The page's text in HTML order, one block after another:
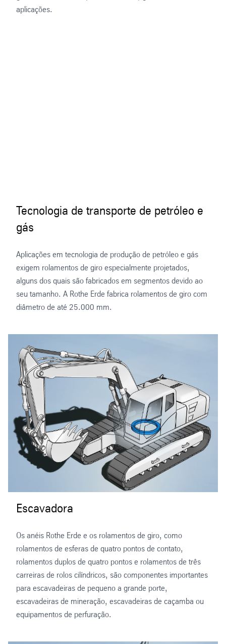
aplicações.
Tecnologia de transporte de petróleo e
gás
Aplicações em tecnologia de produção de petróleo e gás
exigem rolamentos de giro especialmente projetados,
alguns dos quais são fabricados em segmentos devido ao
seu tamanho. A Rothe Erde fabrica rolamentos de giro com
diâmetro de até 25.000 mm.
Escavadora
Os anéis Rothe Erde e os rolamentos de giro, como
rolamentos de esferas de quatro pontos de contato,
rolamentos duplos de quatro pontos e rolamentos de três
carreiras de rolos cilíndricos, são componentes importantes
para escavadeiras de pequeno a grande porte,
escavadeiras de mineração, escavadeiras de caçamba ou
equipamentos de perfuração.